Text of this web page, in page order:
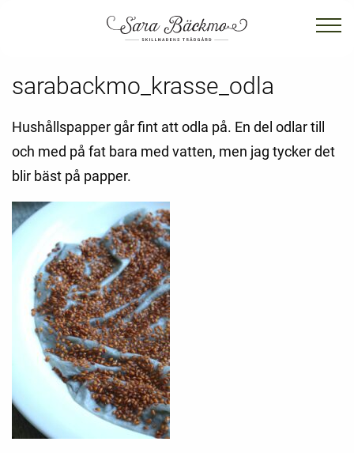
sarabackmo_krasse_odla
Hushållspapper går fint att odla på. En del odlar till
och med på fat bara med vatten, men jag tycker det
blir bäst på papper.